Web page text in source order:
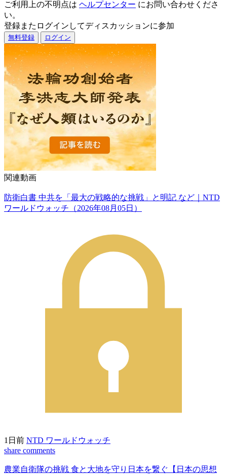
ご利用上の不明点は ヘルプセンター にお問い合わせくださ
い。
登録またログインしてディスカッションに参加
無料登録 ログイン
関連動画
防衛白書 中共を「最大の戦略的な挑戦」と明記 など｜NTD
ワールドウォッチ（2026年08月05日）
1日前 NTD ワールドウォッチ
share comments
農業自衛隊の挑戦 食と大地を守り日本を繋ぐ【日本の思想